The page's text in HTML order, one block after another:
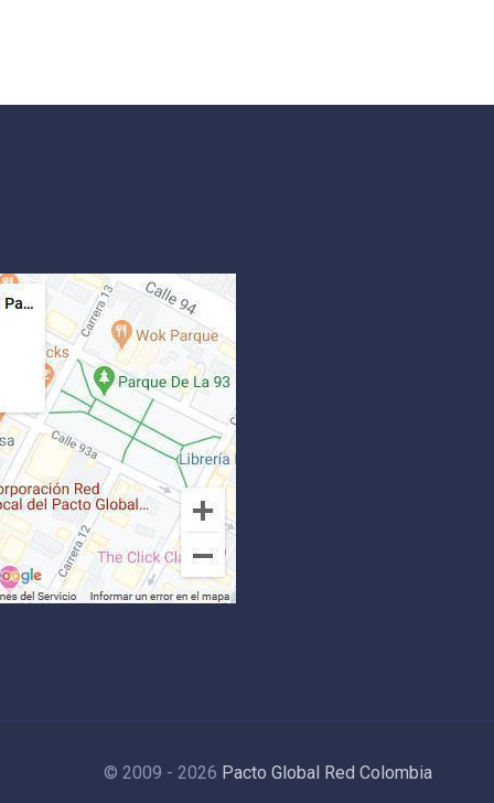
© 2009 - 2026 Pacto Global Red Colombia